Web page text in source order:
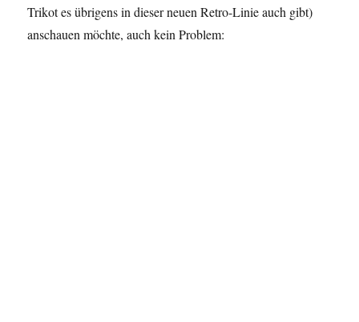
Trikot es übrigens in dieser neuen Retro-Linie auch gibt)
anschauen möchte, auch kein Problem: